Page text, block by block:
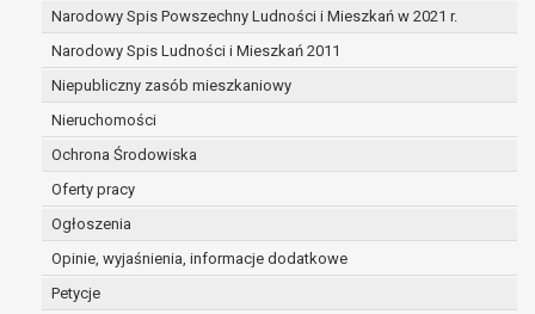
Narodowy Spis Powszechny Ludności i Mieszkań w 2021 r.
Narodowy Spis Ludności i Mieszkań 2011
Niepubliczny zasób mieszkaniowy
Nieruchomości
Ochrona Środowiska
Oferty pracy
Ogłoszenia
Opinie, wyjaśnienia, informacje dodatkowe
Petycje
beneficjentem a określoną instytucją, trwałości
danego projektu i konieczności zachowania
dokumentacji projektu do celów kontrolnych.
W związku z przetwarzaniem przez
administratora danych osobowych przysługuje
Pani/Panu:
prawo dostępu do treści danych oraz
prawo do żądania sprostowania danych na
podstawie art. 16 RODO,